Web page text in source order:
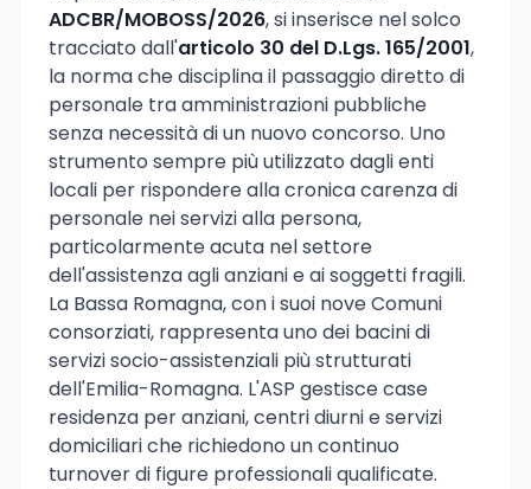
ADCBR/MOBOSS/2026, si inserisce nel solco
tracciato dall'articolo 30 del D.Lgs. 165/2001,
la norma che disciplina il passaggio diretto di
personale tra amministrazioni pubbliche
senza necessità di un nuovo concorso. Uno
strumento sempre più utilizzato dagli enti
locali per rispondere alla cronica carenza di
personale nei servizi alla persona,
particolarmente acuta nel settore
dell'assistenza agli anziani e ai soggetti fragili.
La Bassa Romagna, con i suoi nove Comuni
consorziati, rappresenta uno dei bacini di
servizi socio-assistenziali più strutturati
dell'Emilia-Romagna. L'ASP gestisce case
residenza per anziani, centri diurni e servizi
domiciliari che richiedono un continuo
turnover di figure professionali qualificate.